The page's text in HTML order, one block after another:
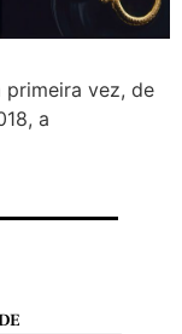
vez, de
a